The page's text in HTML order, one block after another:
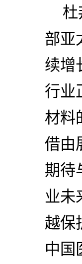
杜
部亚
续增
行业
材料
借由
期待
业未
越保
中国